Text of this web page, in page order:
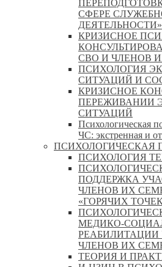
СФЕРЕ
ДЕЯТЕЛЬНОСТИ»
КРИЗИСНОЕ
СВО И ЧЛЕНОВ
ПСИХОЛОГИЯ
СИТУАЦИЙ И
КРИЗИСНОЕ
ПЕРЕЖИВАНИИ
СИТУАЦИЙ
Психологическая
ЧС: экстренная и
ПСИХОЛОГИЧЕСКАЯ
ПСИХОЛОГИЯ
ПОДДЕРЖКА
ЧЛЕНОВ ИХ
«ГОРЯЧИХ ТОЧЕК»
МЕДИКО-
РЕАБИЛИТАЦИИ
ЧЛЕНОВ ИХ
ТЕОРИЯ И